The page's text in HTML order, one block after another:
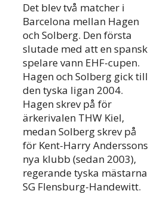
Det blev två matcher i
Barcelona mellan Hagen
och Solberg. Den första
slutade med att en spansk
spelare vann EHF-cupen.
Hagen och Solberg gick till
den tyska ligan 2004.
Hagen skrev på för
ärkerivalen THW Kiel,
medan Solberg skrev på
för Kent-Harry Anderssons
nya klubb (sedan 2003),
regerande tyska mästarna
SG Flensburg-Handewitt.